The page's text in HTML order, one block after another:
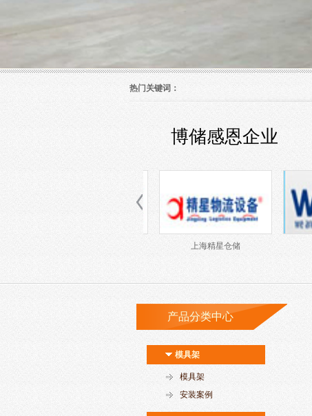
热门关键词：
博储感恩企业
南京音飞 上海鸿境
产品分类中心
模具架
模具架
安装案例